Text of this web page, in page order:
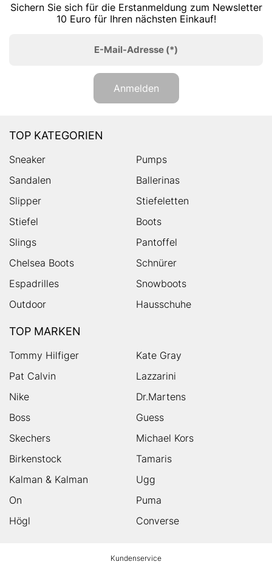
Sichern Sie sich für die Erstanmeldung zum Newsletter
10 Euro für Ihren nächsten Einkauf!
E-Mail-Adresse (*)
Anmelden
TOP KATEGORIEN
Sneaker
Pumps
Sandalen
Ballerinas
Slipper
Stiefeletten
Stiefel
Boots
Slings
Pantoffel
Chelsea Boots
Schnürer
Espadrilles
Snowboots
Outdoor
Hausschuhe
TOP MARKEN
Tommy Hilfiger
Kate Gray
Pat Calvin
Lazzarini
Nike
Dr.Martens
Boss
Guess
Skechers
Michael Kors
Birkenstock
Tamaris
Kalman & Kalman
Ugg
On
Puma
Högl
Converse
Kundenservice